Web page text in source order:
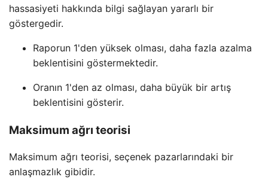
hassasiyeti hakkında bilgi sağlayan yararlı bir
göstergedir.
Raporun 1'den yüksek olması, daha fazla azalma
beklentisini göstermektedir.
Oranın 1'den az olması, daha büyük bir artış
beklentisini gösterir.
Maksimum ağrı teorisi
Maksimum ağrı teorisi, seçenek pazarlarındaki bir
anlaşmazlık gibidir.